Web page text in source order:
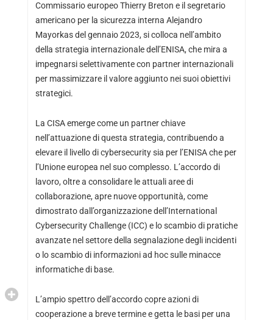
Commissario europeo Thierry Breton e il segretario
americano per la sicurezza interna Alejandro
Mayorkas del gennaio 2023, si colloca nell’ambito
della strategia internazionale dell’ENISA, che mira a
impegnarsi selettivamente con partner internazionali
per massimizzare il valore aggiunto nei suoi obiettivi
strategici.
La CISA emerge come un partner chiave
nell’attuazione di questa strategia, contribuendo a
elevare il livello di cybersecurity sia per l’ENISA che per
l’Unione europea nel suo complesso. L’accordo di
lavoro, oltre a consolidare le attuali aree di
collaborazione, apre nuove opportunità, come
dimostrato dall’organizzazione dell’International
Cybersecurity Challenge (ICC) e lo scambio di pratiche
avanzate nel settore della segnalazione degli incidenti
o lo scambio di informazioni ad hoc sulle minacce
informatiche di base.
L’ampio spettro dell’accordo copre azioni di
cooperazione a breve termine e getta le basi per una